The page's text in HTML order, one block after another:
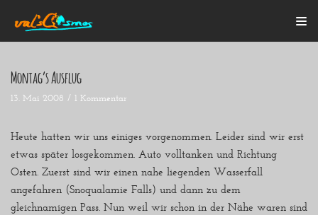
Zum
Inhalt
Startseite
Blogroll
Über mich
Montag’s Ausflug
13. Mai 2008 1 Kommentar
Heute hatten wir uns einiges vorgenommen. Leider sind wir erst
etwas später losgekommen. Auto volltanken und Richtung
Osten. Zuerst sind wir einen nahe liegenden Wasserfall
angefahren (Snoqualamie Falls) und dann zu dem
gleichnamigen Pass. Nun weil wir schon in der Nähe waren sind